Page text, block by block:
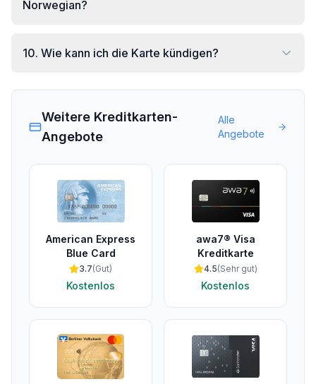
Norwegian?
10. Wie kann ich die Karte kündigen?
Weitere Kreditkarten-
Angebote
Alle
Angebote
American Express
Blue Card
3.7(Gut)
Kostenlos
awa7® Visa
Kreditkarte
4.5(Sehr gut)
Kostenlos